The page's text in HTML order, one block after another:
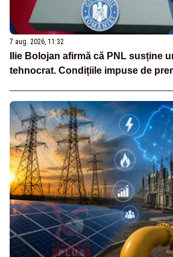
7 aug. 2026, 11:32
Ilie Bolojan afirmă că PNL susține
tehnocrat. Condițiile impuse de